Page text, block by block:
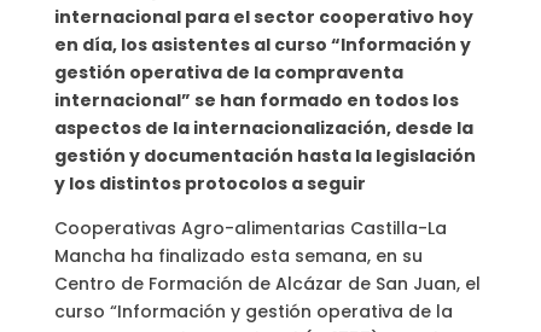
internacional para el sector cooperativo hoy
en día, los asistentes al curso “Información y
gestión operativa de la compraventa
internacional” se han formado en todos los
aspectos de la internacionalización, desde la
gestión y documentación hasta la legislación
y los distintos protocolos a seguir
Cooperativas Agro-alimentarias Castilla-La
Mancha ha finalizado esta semana, en su
Centro de Formación de Alcázar de San Juan, el
curso “Información y gestión operativa de la